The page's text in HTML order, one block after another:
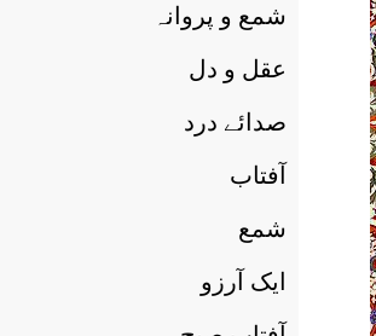
شمع و پروانہ
عقل و دل
صدائے درد
آفتاب
شمع
ايک آرزو